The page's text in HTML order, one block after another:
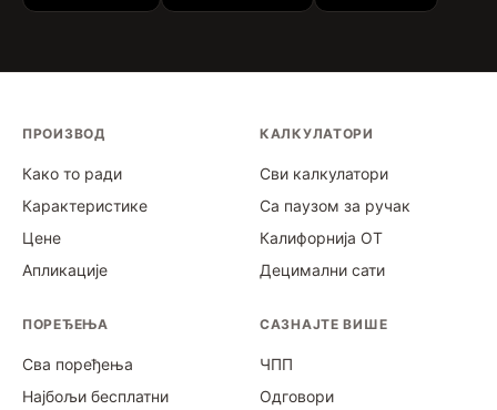
ПРОИЗВОД
Како то ради
Карактеристике
Цене
Апликације
КАЛКУЛАТОРИ
Сви калкулатори
Са паузом за ручак
Калифорнија ОТ
Децимални сати
ПОРЕЂЕЊА
Сва поређења
Најбољи бесплатни
САЗНАЈТЕ ВИШЕ
ЧПП
Одговори